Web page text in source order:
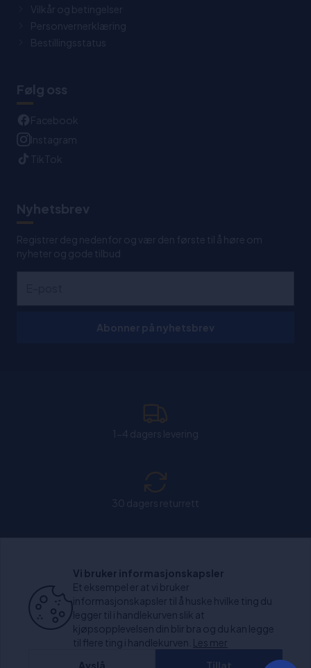
Vilkår og betingelser
Personvernerklæring
Bestillingsstatus
Følg oss
Facebook
Instagram
TikTok
Nyhetsbrev
Registrer deg nedenfor og vær den første til å høre om
nyheter og gode tilbud
Chat: Åpen alle hverdager fra kl. 11:00-15:30.
+1000 anmeldelser
Vi bruker informasjonskapsler
Et eksempel er at vi bruker
informasjonskapsler til å huske hvilke ting du
legger til i handlekurven slik at
kjøpsopplevelsen din blir bra og du kan legge
til flere ting i handlekurven. Les mer
Avslå